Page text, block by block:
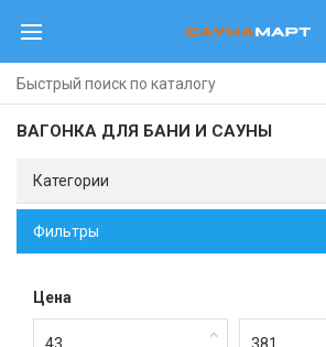
ВАГОНКА ДЛЯ БАНИ И САУНЫ
Категории
Фильтры
Цена